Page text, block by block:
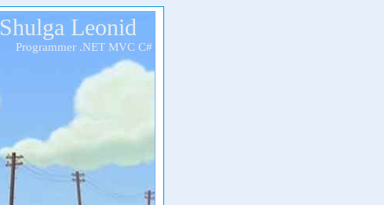
Shulga Leonid
Programmer .NET MVC C#